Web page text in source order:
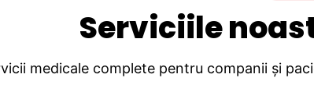
Serviciile
medicale complete pentru companii și